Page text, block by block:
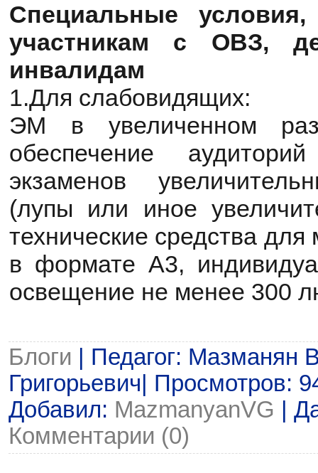
Специальные условия,
участникам с ОВЗ,
инвалидам
1.Для слабовидящих:
ЭМ в увеличенном
обеспечение
экзаменов
(лупы или иное
технические средства
в формате А3,
освещение не менее 300
Блоги | Педагог: Мазманян
Григорьевич| Просмотров:
Добавил: MazmanyanVG |
Комментарии (0)